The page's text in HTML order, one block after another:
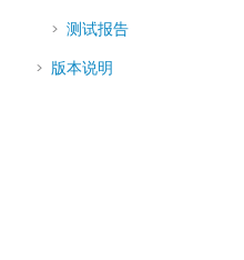
测试报告
版本说明